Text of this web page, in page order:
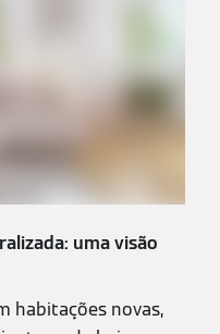
uma visão
habitações novas,